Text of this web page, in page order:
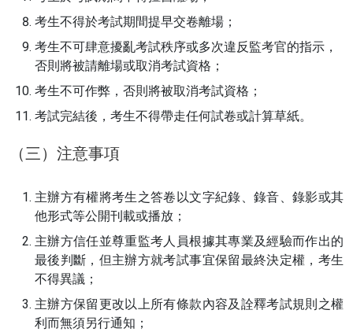
考生不得於考試期間提早交卷離場；
考生不可肆意擾亂考試秩序或多次違反監考官的指示，
否則將被請離場或取消考試資格；
考生不可作弊，否則將被取消考試資格；
考試完結後，考生不得帶走任何試卷或計算草紙。
（三）注意事項
主辦方有權將考生之答卷以文字紀錄、錄音、錄影或其
他形式等公開刊載或播放；
主辦方信任並尊重監考人員根據其專業及經驗而作出的
最後判斷，但主辦方就考試事宜保留最終決定權，考生
不得異議；
主辦方保留更改以上所有條款內容及詮釋考試規則之權
利而無須另行通知；